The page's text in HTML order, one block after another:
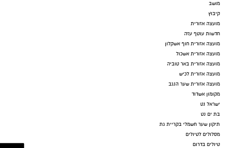
מושב
קיבוץ
מועצה אזורית
חדשות עוטף עזה
מועצה אזורית חוף אשקלון
מועצה אזורית אשכול
מועצה אזורית באר טוביה
מועצה אזורית לכיש
מועצה אזורית שער הנגב
מקומון אשדוד
ישראל נט
בת ים נט
תיקון שער חשמלי בקריית גת
מסלולים לטיולים
טיולים בדרום